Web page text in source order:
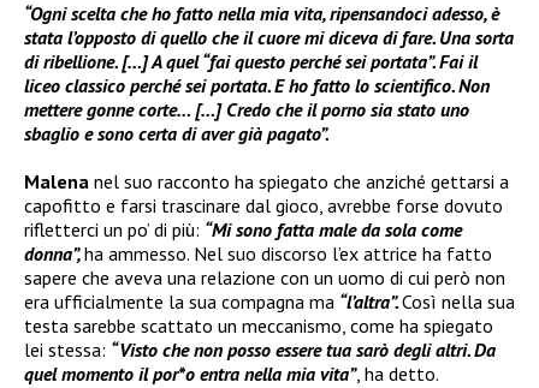
“Ogni scelta che ho fatto nella mia vita, ripensandoci adesso, è
stata l’opposto di quello che il cuore mi diceva di fare. Una sorta
di ribellione. […] A quel “fai questo perché sei portata”. Fai il
liceo classico perché sei portata. E ho fatto lo scientifico. Non
mettere gonne corte… […] Credo che il porno sia stato uno
sbaglio e sono certa di aver già pagato”.
Malena nel suo racconto ha spiegato che anziché gettarsi a
capofitto e farsi trascinare dal gioco, avrebbe forse dovuto
rifletterci un po’ di più: “Mi sono fatta male da sola come
donna”,ha ammesso. Nel suo discorso l’ex attrice ha fatto
sapere che aveva una relazione con un uomo di cui però non
era ufficialmente la sua compagna ma “l’altra”.Così nella sua
testa sarebbe scattato un meccanismo, come ha spiegato
lei stessa: “Visto che non posso essere tua sarò degli altri. Da
quel momento il por*o entra nella mia vita”, ha detto.